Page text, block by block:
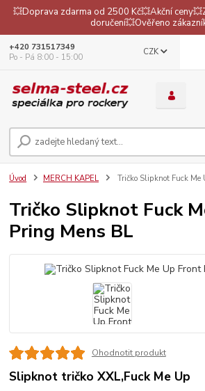
💥Doprava zdarma od 2500 Kč💥Akční
doručení💥Ověřeno
CZK
+420 731517349
Po - Pá 8:00 - 15:00
Úvod MERCH KAPEL Tričko Slipknot Fuck Me
Tričko Slipknot Fuck
Pring Mens BL
Ohodnotit produkt
Slipknot tričko XXL,Fuck Me Up